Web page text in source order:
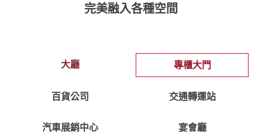
完美融入各種空間
大廳 專櫃大門
百貨公司 交通轉運站
汽車展銷中心 宴會廳